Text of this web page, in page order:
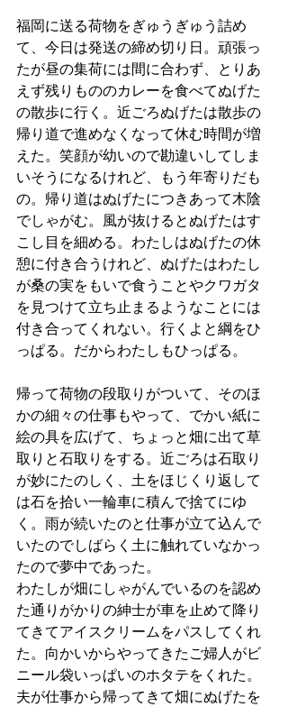
福岡に送る荷物をぎゅうぎゅう詰め
て、今日は発送の締め切り日。頑張っ
たが昼の集荷には間に合わず、とりあ
えず残りもののカレーを食べてぬげた
の散歩に行く。近ごろぬげたは散歩の
帰り道で進めなくなって休む時間が増
えた。笑顔が幼いので勘違いしてしま
いそうになるけれど、もう年寄りだも
の。帰り道はぬげたにつきあって木陰
でしゃがむ。風が抜けるとぬげたはす
こし目を細める。わたしはぬげたの休
憩に付き合うけれど、ぬげたはわたし
が桑の実をもいで食うことやクワガタ
を見つけて立ち止まるようなことには
付き合ってくれない。行くよと綱をひ
っぱる。だからわたしもひっぱる。
帰って荷物の段取りがついて、そのほ
かの細々の仕事もやって、でかい紙に
絵の具を広げて、ちょっと畑に出て草
取りと石取りをする。近ごろは石取り
が妙にたのしく、土をほじくり返して
は石を拾い一輪車に積んで捨てにゆ
く。雨が続いたのと仕事が立て込んで
いたのでしばらく土に触れていなかっ
たので夢中であった。
わたしが畑にしゃがんでいるのを認め
た通りがかりの紳士が車を止めて降り
てきてアイスクリームをパスしてくれ
た。向かいからやってきたご婦人がビ
ニール袋いっぱいのホタテをくれた。
夫が仕事から帰ってきて畑にぬげたを